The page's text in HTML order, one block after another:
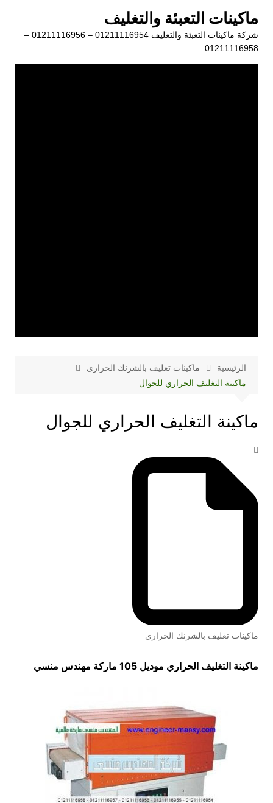
المحتوى
ماكينات التعبئة والتغليف
شركة ماكينات التعبئة والتغليف 01211116954 – 01211116956 –
01211116958
الرئيسية
ماكينات تغليف بالشرنك الحرارى
ماكينة التغليف الحراري للجوال
ماكينة التغليف الحراري للجوال
ماكينات تغليف بالشرنك الحرارى
ماكينة التغليف الحراري موديل 105 ماركة مهندس منسي